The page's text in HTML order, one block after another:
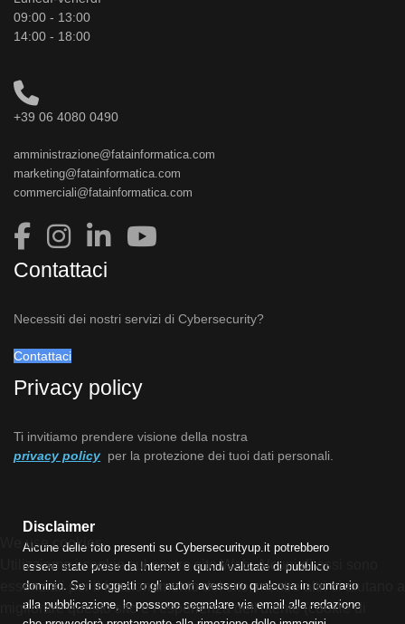
09:00 - 13:00
14:00 - 18:00
+39 06 4080 0490
amministrazione@fatainformatica.com
marketing@fatainformatica.com
commerciali@fatainformatica.com
Contattaci
Necessiti dei nostri servizi di Cybersecurity?
Contattaci
Privacy policy
Ti invitiamo prendere visione della nostra
privacy policy per la protezione dei tuoi dati personali.
Disclaimer
Alcune delle foto presenti su Cybersecurityup.it potrebbero
essere state prese da Internet e quindi valutate di pubblico
dominio. Se i soggetti o gli autori avessero qualcosa in contrario
alla pubblicazione, lo possono segnalare via email alla redazione
We use cookies
Utilizziamo i cookie sul nostro sito Web. Alcuni di essi sono
essenziali per il funzionamento del sito, mentre altri ci aiutano a
migliorare questo sito e l'esperienza dell'utente (cookie di